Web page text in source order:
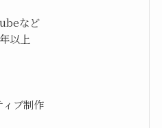
など
以上
ブ制作